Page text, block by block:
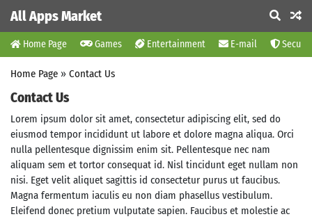
All Apps Market
Home Page Games Entertainment E-mail
Home Page » Contact Us
Contact Us
Lorem ipsum dolor sit amet, consectetur adipiscing elit, sed do
eiusmod tempor incididunt ut labore et dolore magna aliqua. Orci
nulla pellentesque dignissim enim sit. Pellentesque nec nam
aliquam sem et tortor consequat id. Nisl tincidunt eget nullam non
nisi. Eget velit aliquet sagittis id consectetur purus ut faucibus.
Magna fermentum iaculis eu non diam phasellus vestibulum.
Eleifend donec pretium vulputate sapien. Faucibus et molestie ac